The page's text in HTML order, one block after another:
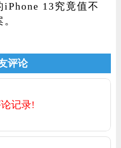
iPhone 13究竟值不
评论
记录!